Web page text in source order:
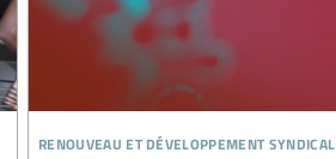
renouveau et développement syndical